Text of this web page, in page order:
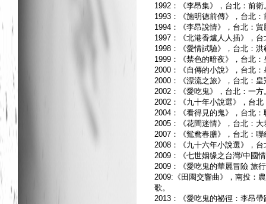
1992：《李昂集》，台北：前衛
1993：《施明德前傳》，台北：
1994：《李昂說情》，台北：貿
1997：《北港香爐人人插》，台
1998：《愛情試驗》，台北：洪
1999：《禁色的暗夜》，台北：
2000：《自傳的小說》，台北：
2000：《漂流之旅》，台北：皇
2002：《愛吃鬼》，台北：一方
2002：《九十年小說選》，台北
2004：《看得見的鬼》，台北：
2005：《花間迷情》，台北：大
2007：《鴛鴦春膳》，台北：聯
2008：《九十六年小說選》，
2009：《七世姻缘之台灣/中國
2009：《愛吃鬼的華麗冒險 旅
2009:《田園交響曲》，南投：
歌。
2013：《愛吃鬼的祕徑：李昂